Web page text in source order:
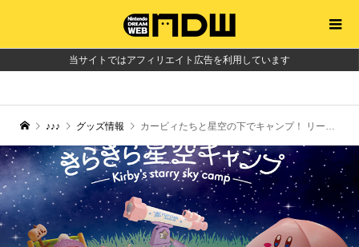
当サイトではアフィリエイト広告を利用しています
♪♪♪ グッズ情報 カービィたちと星空の下でキャンプ！ リーメントより、フィギュア「星のカービィきらきら星空キャンプ」が発売中！